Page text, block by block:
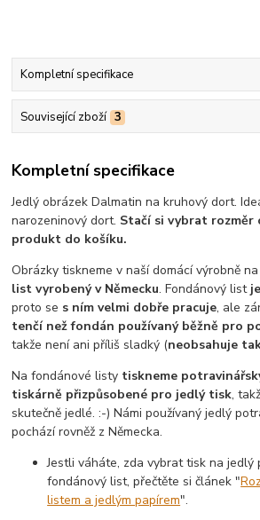
Kompletní specifikace
Související zboží 3
Kompletní specifikace
Jedlý obrázek Dalmatin na kruhový dort.
narozeninový dort. Stačí si vybrat rozměr
produkt do košíku.
Obrázky tiskneme v naší domácí výrobně na
list vyrobený v Německu. Fondánový list
proto se s ním velmi dobře pracuje, ale
tenčí než fondán používaný běžně pro
takže není ani příliš sladký (neobsahuje
Na fondánové listy tiskneme
tiskárně přizpůsobené pro jedlý tisk,
skutečně jedlé. :-) Námi používaný jedlý
pochází rovněž z Německa.
Jestli váháte, zda vybrat tisk na jedlý
fondánový list, přečtěte si článek "
listem a jedlým papírem".